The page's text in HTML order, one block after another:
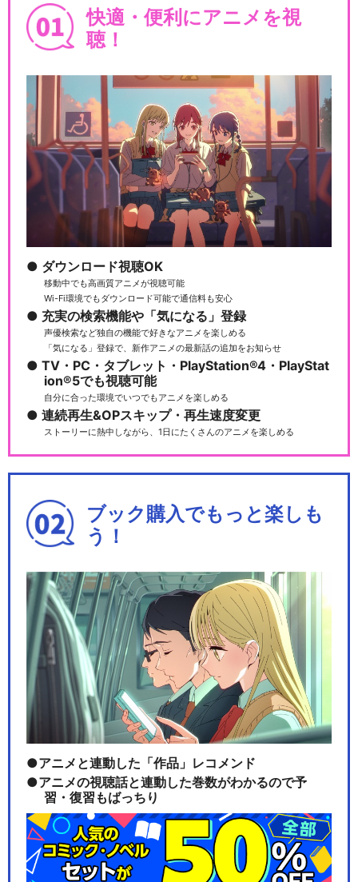
快適・便利にアニメを視
聴！
ダウンロード視聴OK
移動中でも高画質アニメが視聴可能
Wi-Fi環境でもダウンロード可能で通信料も安心
充実の検索機能や「気になる」登録
声優検索など独自の機能で好きなアニメを楽しめる
「気になる」登録で、新作アニメの最新話の追加をお知らせ
TV・PC・タブレット・PlayStation®4・PlayStat
ion®5でも視聴可能
自分に合った環境でいつでもアニメを楽しめる
連続再生&OPスキップ・再生速度変更
ストーリーに熱中しながら、1日にたくさんのアニメを楽しめる
ブック購入でもっと楽しも
う！
アニメと連動した「作品」レコメンド
アニメの視聴話と連動した巻数がわかるので予
習・復習もばっちり